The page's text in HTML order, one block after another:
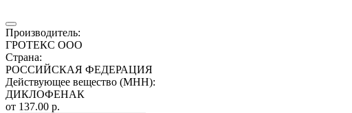
Производитель:
ГРОТЕКС ООО
Страна:
РОССИЙСКАЯ ФЕДЕРАЦИЯ
Действующее вещество (МНН):
ДИКЛОФЕНАК
от 137.00 р.